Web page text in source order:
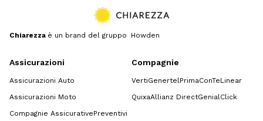
Chiarezza è un brand del gruppo Howden
Assicurazioni
Assicurazioni Auto
Assicurazioni Moto
Compagnie AssicurativePreventivi
Compagnie
VertiGenertelPrimaConTeLinear
QuixaAllianz DirectGenialClick